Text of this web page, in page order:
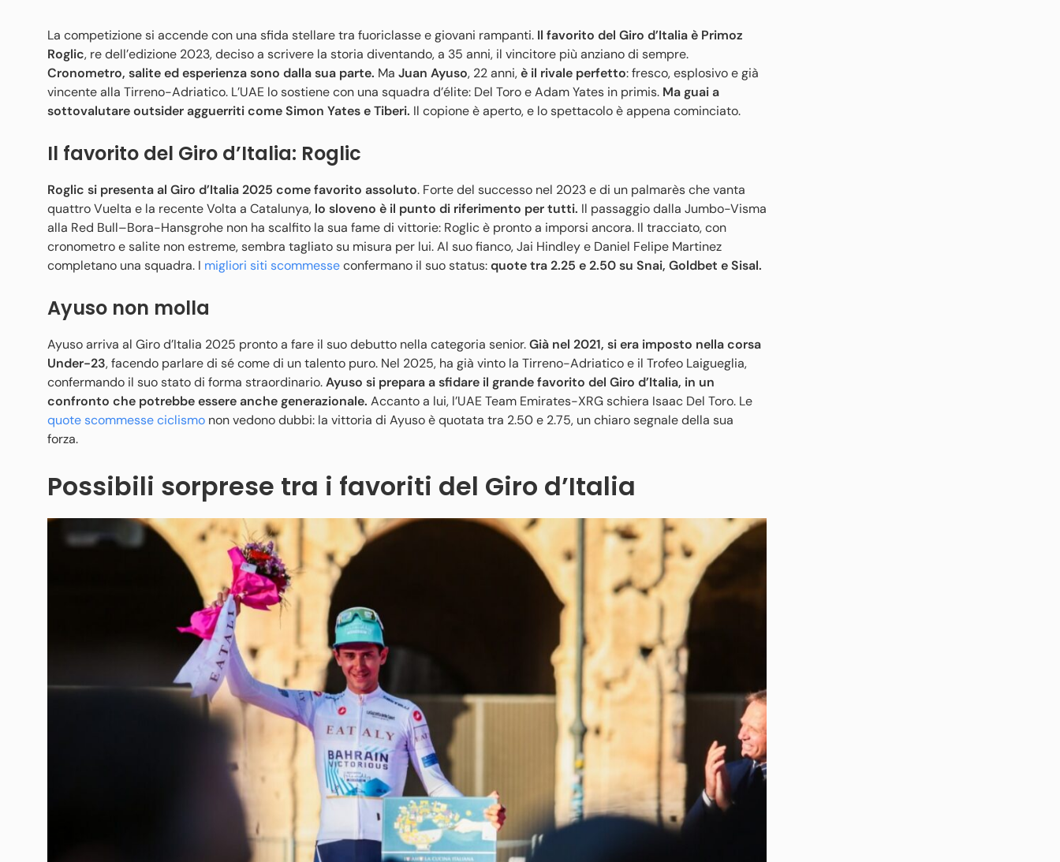
La competizione si accende con una sfida stellare tra fuoriclasse e giovani rampanti. Il favorito del Giro d’Italia è Primoz
Roglic, re dell’edizione 2023, deciso a scrivere la storia diventando, a 35 anni, il vincitore più anziano di sempre.
Cronometro, salite ed esperienza sono dalla sua parte. Ma Juan Ayuso, 22 anni,è il rivale perfetto: fresco, esplosivo e già
vincente alla Tirreno-Adriatico. L’UAE lo sostiene con una squadra d’élite: Del Toro e Adam Yates in primis. Ma guai a
sottovalutare outsider agguerriti come Simon Yates e Tiberi. Il copione è aperto, e lo spettacolo è appena cominciato.
Il favorito del Giro d’Italia: Roglic
Roglic si presenta al Giro d’Italia 2025 come favorito assoluto. Forte del successo nel 2023 e di un palmarès che vanta
quattro Vuelta e la recente Volta a Catalunya, lo sloveno è il punto di riferimento per tutti. Il passaggio dalla Jumbo-Visma
alla Red Bull–Bora-Hansgrohe non ha scalfito la sua fame di vittorie: Roglic è pronto a imporsi ancora. Il tracciato, con
cronometro e salite non estreme, sembra tagliato su misura per lui. Al suo fianco, Jai Hindley e Daniel Felipe Martinez
completano una squadra. I migliori siti scommesseconfermano il suo status:quote tra 2.25 e 2.50 su Snai, Goldbet e Sisal.
Ayuso non molla
Ayuso arriva al Giro d’Italia 2025 pronto a fare il suo debutto nella categoria senior.Già nel 2021, si era imposto nella corsa
Under-23, facendo parlare di sé come di un talento puro. Nel 2025, ha già vinto la Tirreno-Adriatico e il Trofeo Laigueglia,
confermando il suo stato di forma straordinario.Ayuso si prepara a sfidare il grande favorito del Giro d’Italia, in un
confronto che potrebbe essere anche generazionale. Accanto a lui, l’UAE Team Emirates-XRG schiera Isaac Del Toro. Le
quote scommesse ciclismo non vedono dubbi: la vittoria di Ayuso è quotata tra 2.50 e 2.75, un chiaro segnale della sua
forza.
Possibili sorprese tra i favoriti del Giro d’Italia